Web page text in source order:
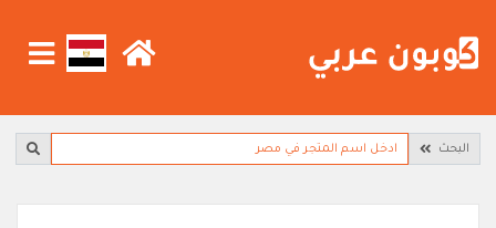
البحث